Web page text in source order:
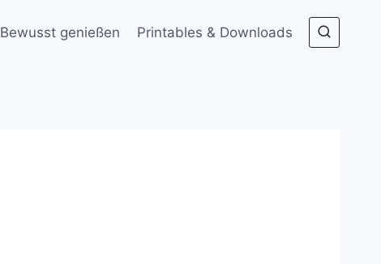
Bewusst genießen Printables & Downloads